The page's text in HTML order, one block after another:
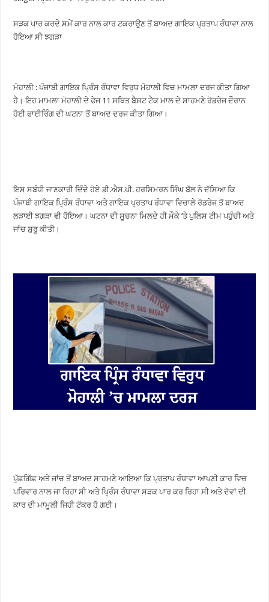
ਸੜਕ ਪਾਰ ਕਰਦੇ ਸਮੇਂ ਕਾਰ ਨਾਲ ਕਾਰ ਟਕਰਾਉਣ ਤੋਂ ਬਾਅਦ ਗਾਇਕ ਪ੍ਰਤਾਪ ਰੰਧਾਵਾ ਨਾਲ
ਹੋਇਆ ਸੀ ਝਗੜਾ
ਮੋਹਾਲੀ : ਪੰਜਾਬੀ ਗਾਇਕ ਪ੍ਰਿੰਸ ਰੰਧਾਵਾ ਵਿਰੁਧ ਮੋਹਾਲੀ ਵਿਚ ਮਾਮਲਾ ਦਰਜ ਕੀਤਾ ਗਿਆ
ਹੈ। ਇਹ ਮਾਮਲਾ ਮੋਹਾਲੀ ਦੇ ਫੇਜ 11 ਸਥਿਤ ਬੈਸਟ ਟੈਕ ਮਾਲ ਦੇ ਸਾਹਮਣੇ ਰੋਡਰੇਜ ਦੌਰਾਨ
ਹੋਈ ਫਾਈਰਿੰਗ ਦੀ ਘਟਨਾ ਤੋਂ ਬਾਅਦ ਦਰਜ ਕੀਤਾ ਗਿਆ।
ਇਸ ਸਬੰਧੀ ਜਾਣਕਾਰੀ ਦਿੰਦੇ ਹੋਏ ਡੀ.ਐਸ.ਪੀ. ਹਰਸਿਮਰਨ ਸਿੰਘ ਬੱਲ ਨੇ ਦੱਸਿਆ ਕਿ
ਪੰਜਾਬੀ ਗਾਇਕ ਪ੍ਰਿੰਸ ਰੰਧਾਵਾ ਅਤੇ ਗਾਇਕ ਪ੍ਰਤਾਪ ਰੰਧਾਵਾ ਵਿਚਾਲੇ ਰੋਡਰੇਜ ਤੋਂ ਬਾਅਦ
ਲੜਾਈ ਝਗੜਾ ਵੀ ਹੋਇਆ। ਘਟਨਾ ਦੀ ਸੂਚਨਾ ਮਿਲਦੇ ਹੀ ਮੌਕੇ ’ਤੇ ਪੁਲਿਸ ਟੀਮ ਪਹੁੰਚੀ ਅਤੇ
ਜਾਂਚ ਸ਼ੁਰੂ ਕੀਤੀ।
ਪੁੱਛਗਿੱਛ ਅਤੇ ਜਾਂਚ ਤੋਂ ਬਾਅਦ ਸਾਹਮਣੇ ਆਇਆ ਕਿ ਪ੍ਰਤਾਪ ਰੰਧਾਵਾ ਆਪਣੀ ਕਾਰ ਵਿਚ
ਪਰਿਵਾਰ ਨਾਲ ਜਾ ਰਿਹਾ ਸੀ ਅਤੇ ਪ੍ਰਿੰਸ ਰੰਧਾਵਾ ਸੜਕ ਪਾਰ ਕਰ ਰਿਹਾ ਸੀ ਅਤੇ ਦੋਵਾਂ ਦੀ
ਕਾਰ ਦੀ ਮਾਮੂਲੀ ਜਿਹੀ ਟੱਕਰ ਹੋ ਗਈ।